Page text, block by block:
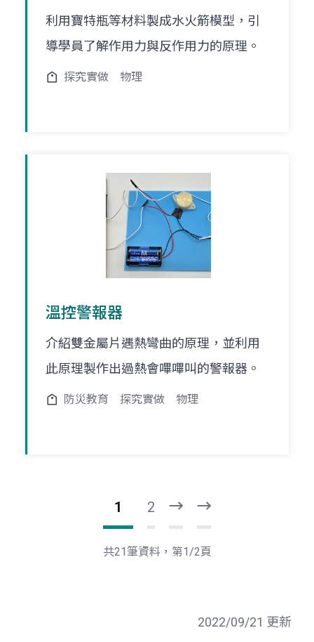
利用寶特瓶等材料製成水火箭模型，引
導學員了解作用力與反作用力的原理。
探究實做 物理
溫控警報器
介紹雙金屬片遇熱彎曲的原理，並利用
此原理製作出過熱會嗶嗶叫的警報器。
防災教育 探究實做 物理
1 2
一
頁
後
一
共21筆資料，第1/2頁
2022/09/21 更新